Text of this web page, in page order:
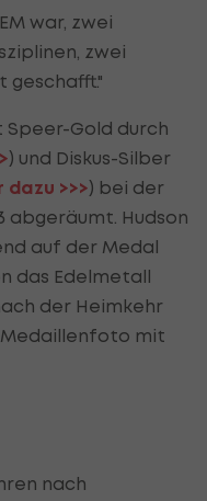
war, zwei
zwei
geschafft."
Gold durch
) und Diskus-Silber
dazu >>>) bei der
abgeräumt. Hudson
auf der Medal
das Edelmetall
der Heimkehr
mit
nach